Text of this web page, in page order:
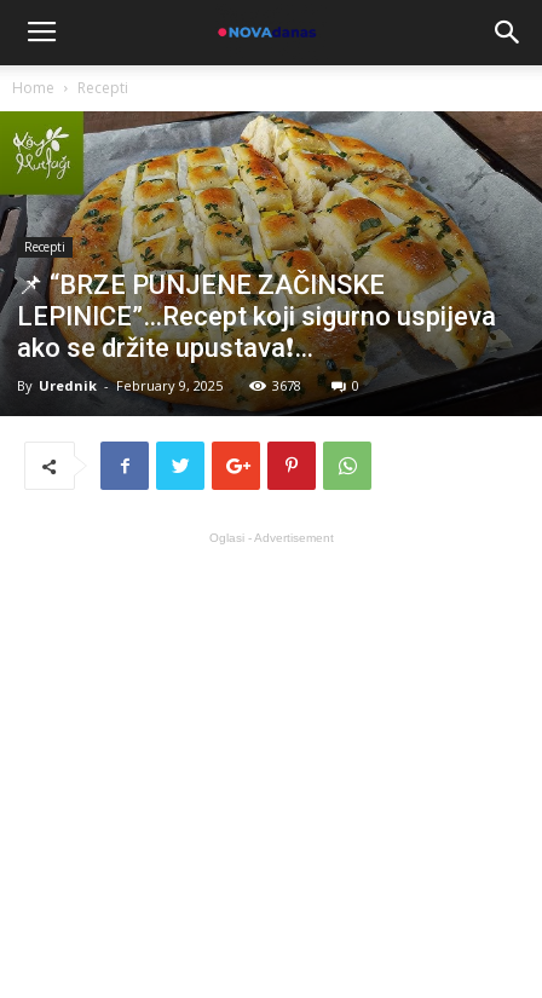
Home Recepti
Recepti
📌 “BRZE PUNJENE ZAČINSKE
LEPINICE”…Recept koji sigurno uspijeva
ako se držite upustava❗…
By Urednik - February 9, 2025 3678 0
Oglasi - Advertisement